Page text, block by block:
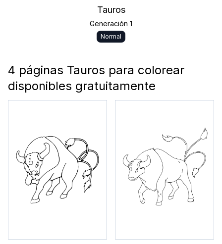
Tauros
Generación 1
Normal
4 páginas Tauros para colorear
disponibles gratuitamente